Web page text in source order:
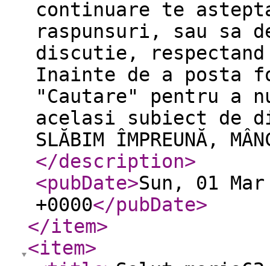
continuare te
raspunsuri, sau sa
discutie,
Inainte de a posta
"Cautare" pentru a
acelasi subiect de
SLĂBIM ÎMPREUNĂ,
</description>
<pubDate>Sun, 01
+0000</pubDate>
</item>
<item>